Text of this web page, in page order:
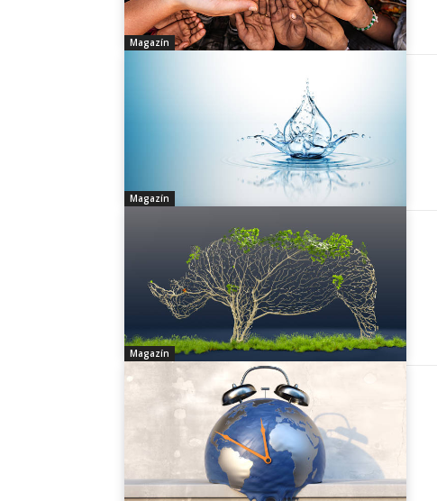
Magazín
Magazín
Magazín